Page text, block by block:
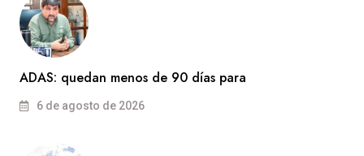
ADAS: quedan menos de 90 días para
6 de agosto de 2026